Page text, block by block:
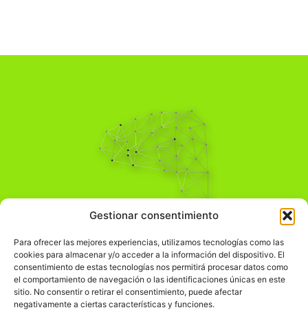
Gestionar consentimiento
Para ofrecer las mejores experiencias, utilizamos tecnologías como las
cookies para almacenar y/o acceder a la información del dispositivo. El
consentimiento de estas tecnologías nos permitirá procesar datos como
el comportamiento de navegación o las identificaciones únicas en este
sitio. No consentir o retirar el consentimiento, puede afectar
negativamente a ciertas características y funciones.
Pensamiento Crítico
Comprender el mundo para transformarlo.
Información Legal